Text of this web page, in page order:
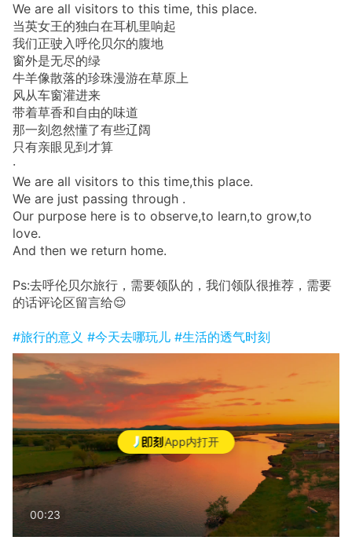
App内打开
We are all visitors to this time, this place.
当英女王的独白在耳机里响起
我们正驶入呼伦贝尔的腹地
窗外是无尽的绿
牛羊像散落的珍珠漫游在草原上
风从车窗灌进来
带着草香和自由的味道
那一刻忽然懂了有些辽阔
只有亲眼见到才算
·
We are all visitors to this time,this place.
We are just passing through .
Our purpose here is to observe,to learn,to grow,to
love.
And then we return home.
Ps:去呼伦贝尔旅行，需要领队的，我们领队很推荐，需要
的话评论区留言给😌
#旅行的意义 #今天去哪玩儿 #生活的透气时刻
00:23